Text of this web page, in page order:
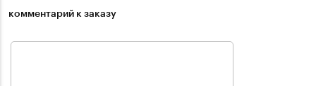
комментарий к заказу